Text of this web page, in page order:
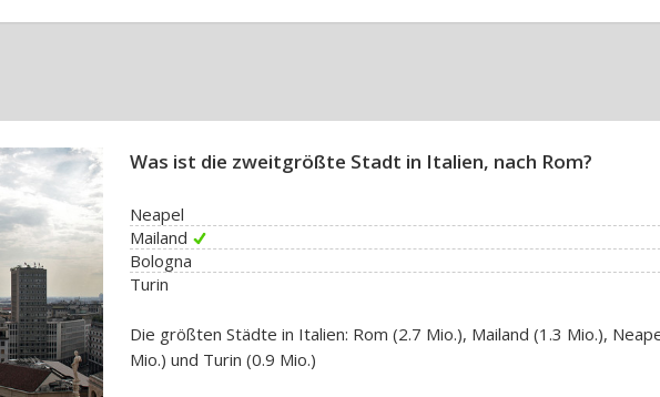
Was ist die zweitgrößte Stadt in Italien, nach Rom?
Neapel
Mailand
Bologna
Turin
Die größten Städte in Italien: Rom (2.7 Mio.), Mailand (1.3 Mio.),
Mio.) und Turin (0.9 Mio.)